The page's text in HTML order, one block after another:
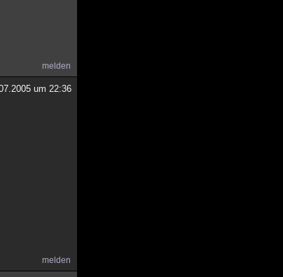
melden
um 22:36
melden